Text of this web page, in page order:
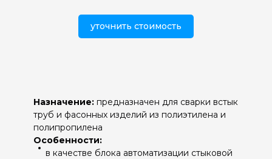
уточнить стоимость
Назначение: предназначен для сварки встык
труб и фасонных изделий из полиэтилена и
полипропилена
Особенности:
в качестве блока автоматизации стыковой